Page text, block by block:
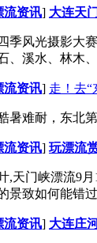
流资讯] 大连天
季风光摄影大
、溪水、林木
流资讯] 走！去“
暑难耐，东北
流资讯] 玩漂流
,天门峡漂流9
景致如何能错
流资讯] 大连庄